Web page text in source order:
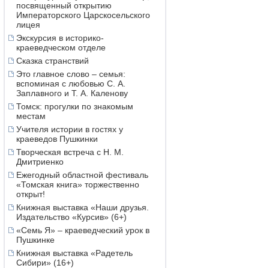
посвященный открытию
Императорского Царскосельского
лицея
Экскурсия в историко-
краеведческом отделе
Сказка странствий
Это главное слово – семья:
вспоминая с любовью С. А.
Заплавного и Т. А. Каленову
Томск: прогулки по знакомым
местам
Учителя истории в гостях у
краеведов Пушкинки
Творческая встреча с Н. М.
Дмитриенко
Ежегодный областной фестиваль
«Томская книга» торжественно
открыт!
Книжная выставка «Наши друзья.
Издательство «Курсив» (6+)
«Семь Я» – краеведческий урок в
Пушкинке
Книжная выставка «Радетель
Сибири» (16+)